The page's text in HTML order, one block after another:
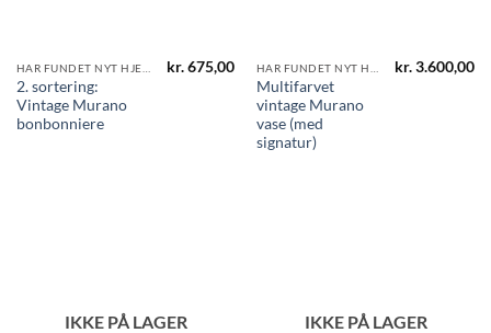
HAR FUNDET NYT HJEM
2. sortering:
Vintage Murano
bonbonniere
kr.675,00 HAR FUNDET NYT HJEM
Multifarvet
vintage Murano
vase (med
signatur)
kr.3.600,00
IKKE PÅ LAGER IKKE PÅ LAGER